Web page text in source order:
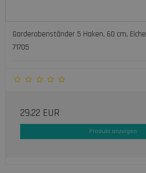
Garderobenständer 5 Haken, 60 cm, Eiche
71705
29.22 EUR
Produkt anzeigen